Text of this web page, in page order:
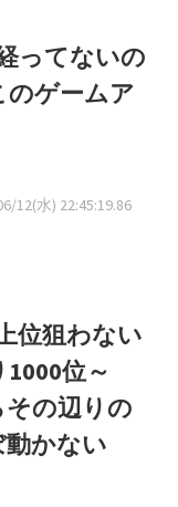
ってないの
のゲームア
12(水) 22:45:19.86
位狙わない
位～
の辺りの
かない